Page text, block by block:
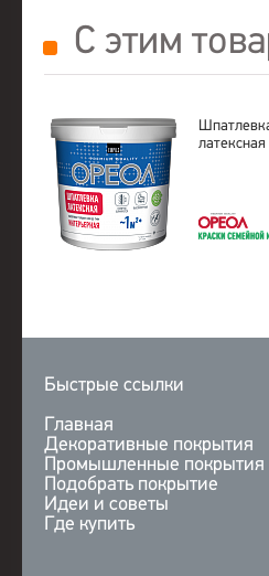
С этим
латексная
Быстрые ссылки
Главная
Декоративные покрытия
Промышленные покрытия
Подобрать покрытие
Идеи и советы
Где купить